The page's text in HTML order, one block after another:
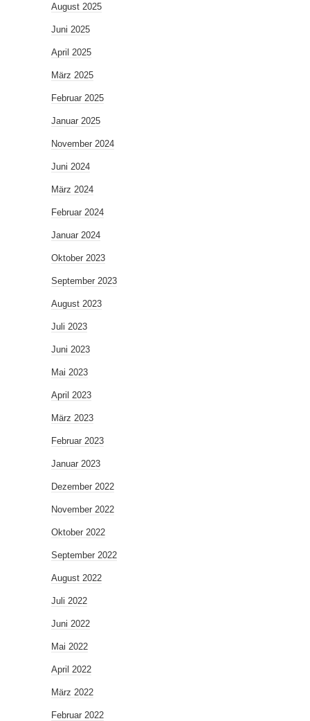
August 2025
Juni 2025
April 2025
März 2025
Februar 2025
Januar 2025
November 2024
Juni 2024
März 2024
Februar 2024
Januar 2024
Oktober 2023
September 2023
August 2023
Juli 2023
Juni 2023
Mai 2023
April 2023
März 2023
Februar 2023
Januar 2023
Dezember 2022
November 2022
Oktober 2022
September 2022
August 2022
Juli 2022
Juni 2022
Mai 2022
April 2022
März 2022
Februar 2022